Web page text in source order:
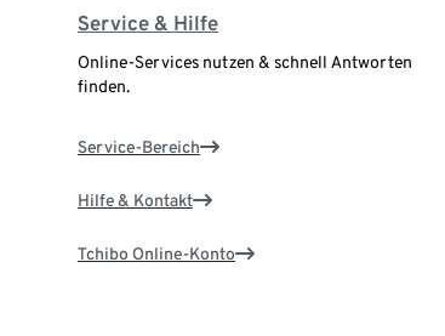
Service & Hilfe
Online-Services nutzen & schnell Antworten
finden.
Service-Bereich
Hilfe & Kontakt
Tchibo Online-Konto